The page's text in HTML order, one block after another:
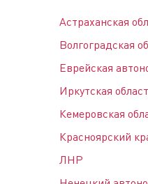
Астраханская
Волгоградская
Еврейская
Иркутская
Кемеровская
Красноярский
ЛНР